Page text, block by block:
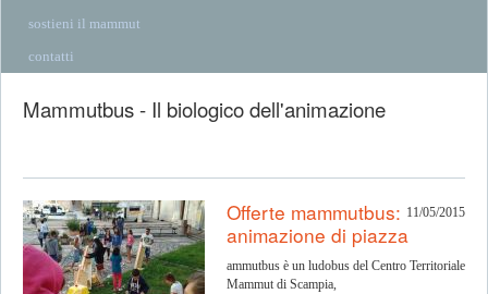
sostieni il mammut
contatti
Mammutbus - Il biologico dell'animazione
11/05/2015
Offerte mammutbus:
animazione di piazza
ammutbus è un ludobus del Centro Territoriale
Mammut di Scampia,